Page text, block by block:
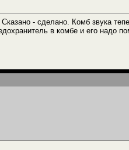
- сделано. Комб звука
в комбе и его надо